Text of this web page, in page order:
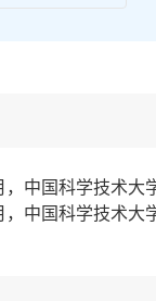
中国科学技术大
中国科学技术大